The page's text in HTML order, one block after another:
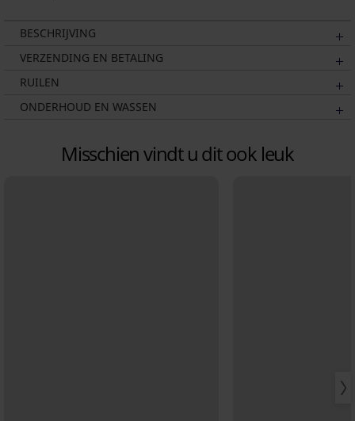
BESCHRIJVING
VERZENDING EN BETALING
RUILEN
ONDERHOUD EN WASSEN
Misschien vindt u dit ook leuk